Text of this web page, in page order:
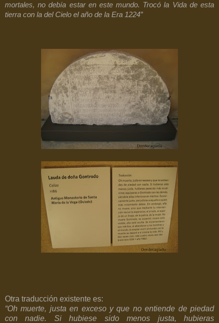
mortales, no debía estar en este mundo. Trocó la Vida de esta
tierra con la del Cielo el año de la Era 1224”
Otra traducción existente es:
“Oh muerte, justa en exceso y que no entiende de piedad
con nadie. Si hubiese sido menos justa, hubieras